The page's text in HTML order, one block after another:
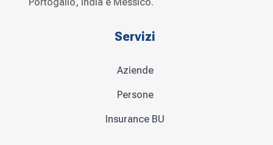
Servizi
Aziende
Persone
Insurance BU